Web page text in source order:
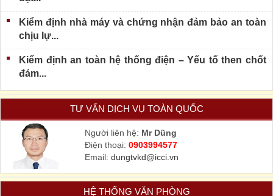
Kiểm định nhà máy và chứng nhận đảm bảo an toàn
chịu lự...
Kiểm định an toàn hệ thống điện – Yếu tố then chốt
đảm...
TƯ VẤN DỊCH VỤ TOÀN QUỐC
Người liên hệ: Mr Dũng
Điện thoại: 0903994577
Email: dungtvkd@icci.vn
HỆ THỐNG VĂN PHÒNG